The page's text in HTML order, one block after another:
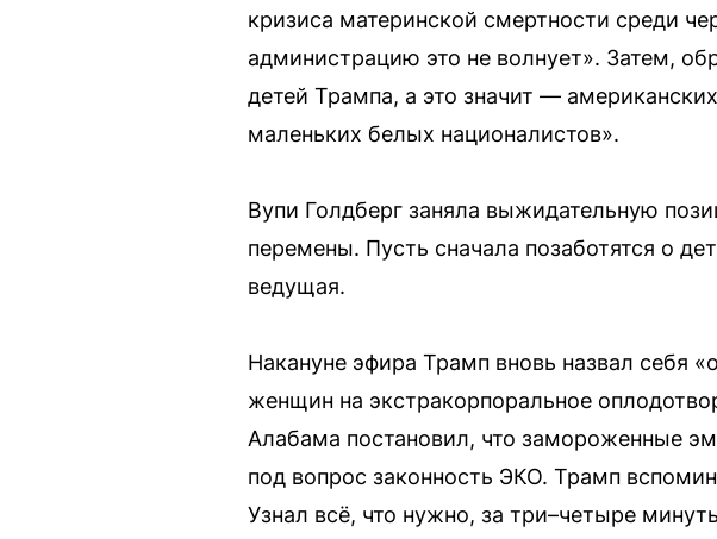
кризиса материнской смертности среди
администрацию это не волнует». Затем,
детей Трампа, а это значит —
маленьких белых националистов».
Вупи Голдберг заняла выжидательную
перемены. Пусть сначала позаботятся о
ведущая.
Накануне эфира Трамп вновь назвал себя
женщин на экстракорпоральное
Алабама постановил, что замороженные
под вопрос законность ЭКО. Трамп
Узнал всё, что нужно, за три–четыре